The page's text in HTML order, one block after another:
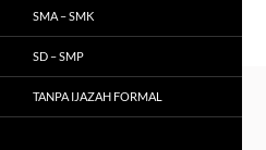
SMA – SMK
SD – SMP
TANPA IJAZAH FORMAL